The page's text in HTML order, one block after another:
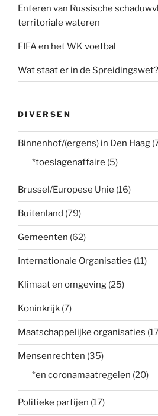
Enteren van Russische
territoriale wateren
FIFA en het WK voetbal
Wat staat er in de Spreidingswet?
DIVERSEN
Binnenhof/(ergens) in Den Haag
*toeslagenaffaire (5)
Brussel/Europese Unie (16)
Buitenland (79)
Gemeenten (62)
Internationale Organisaties (11)
Klimaat en omgeving (25)
Koninkrijk (7)
Maatschappelijke organisaties
Mensenrechten (35)
*en coronamaatregelen (20)
Politieke partijen (17)